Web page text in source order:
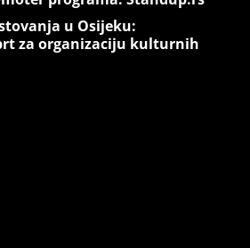
u Osijeku:
za organizaciju kulturnih